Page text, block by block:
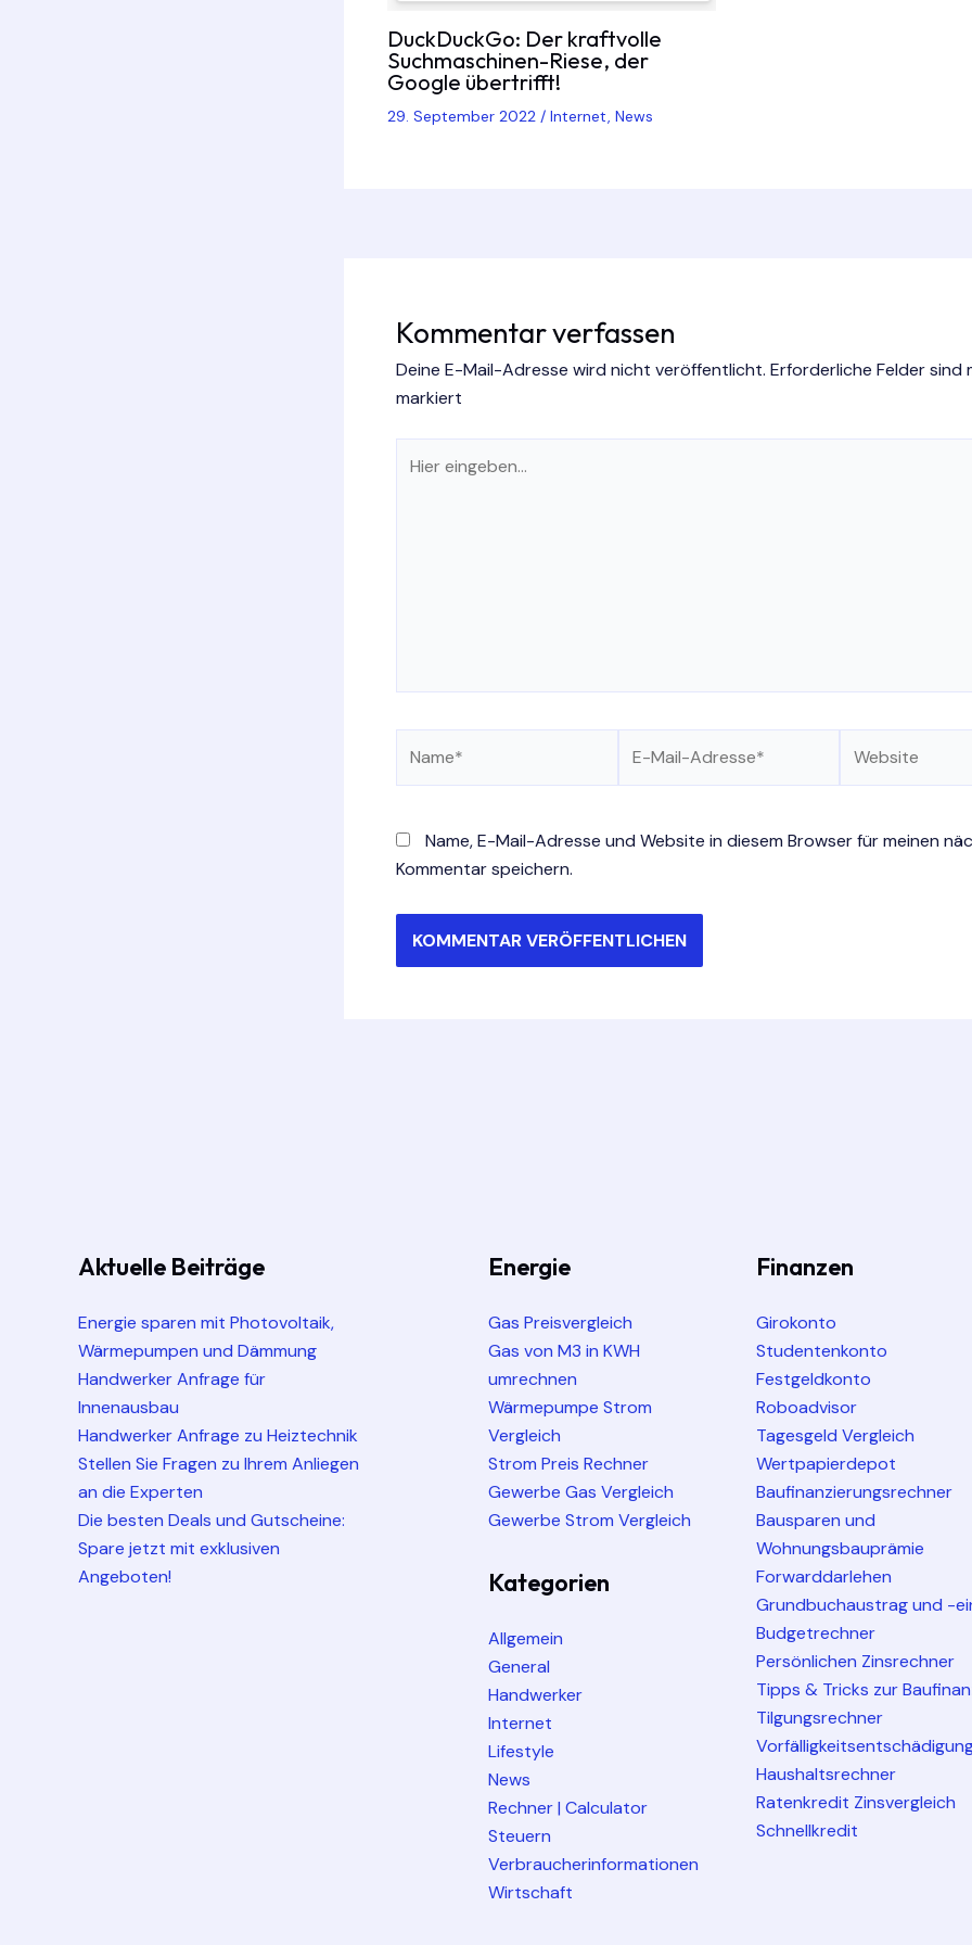
DuckDuckGo: Der kraftvolle
Suchmaschinen-Riese, der
Google übertrifft!
29. September 2022 / Internet, News
Kommentar verfassen
Deine E-Mail-Adresse wird nicht veröffentlicht. Erforderliche Felder sind
markiert
eingeben…
Mail-
Name, E-Mail-Adresse und Website in diesem Browser für meinen
Kommentar speichern.
Aktuelle Beiträge
Energie sparen mit Photovoltaik,
Wärmepumpen und Dämmung
Handwerker Anfrage für
Innenausbau
Handwerker Anfrage zu Heiztechnik
Stellen Sie Fragen zu Ihrem Anliegen
an die Experten
Die besten Deals und Gutscheine:
Spare jetzt mit exklusiven
Angeboten!
Energie
Gas Preisvergleich
Gas von M3 in KWH
umrechnen
Wärmepumpe Strom
Vergleich
Strom Preis Rechner
Gewerbe Gas Vergleich
Gewerbe Strom Vergleich
Kategorien
Allgemein
General
Handwerker
Internet
Lifestyle
News
Rechner | Calculator
Steuern
Verbraucherinformationen
Wirtschaft
Finanzen
Girokonto
Studentenkonto
Festgeldkonto
Roboadvisor
Tagesgeld Vergleich
Wertpapierdepot
Baufinanzierungsrechner
Bausparen und
Wohnungsbauprämie
Forwarddarlehen
Grundbuchaustrag und -
Budgetrechner
Persönlichen Zinsrechner
Tipps & Tricks zur
Tilgungsrechner
Haushaltsrechner
Ratenkredit Zinsvergleich
Schnellkredit